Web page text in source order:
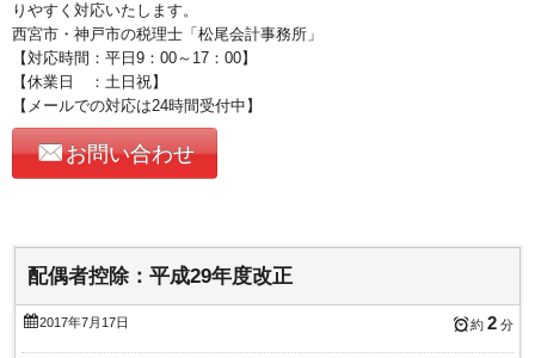
りやすく対応いたします。
西宮市・神戸市の税理士「松尾会計事務所」
【対応時間：平日9：00～17：00】
【休業日 ：土日祝】
【メールでの対応は24時間受付中】
お問い合わせ
配偶者控除：平成29年度改正
2017年7月17日 約 2 分